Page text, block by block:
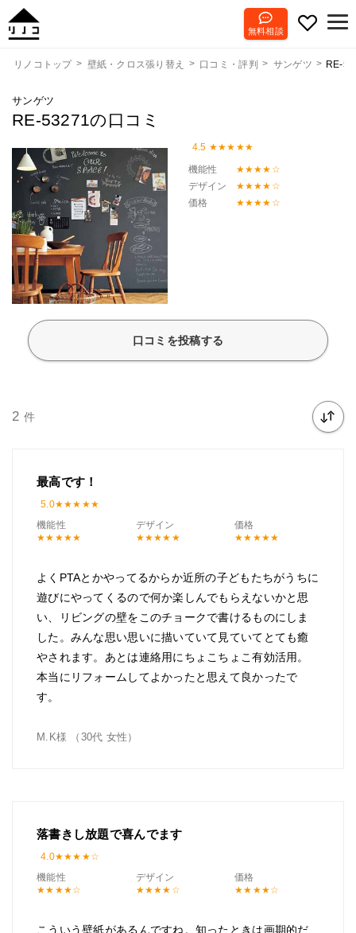
無料相談
リノコトップ 壁紙・クロス張り替え 口コミ・評判 サンゲツ RE-
サンゲツ
RE-53271の口コミ
4.5
機能性
デザイン
価格
口コミを投稿する
2 件
最高です！
5.0
機能性
デザイン 価格
よくPTAとかやってるからか近所の子どもたちがうちに
遊びにやってくるので何か楽しんでもらえないかと思
い、リビングの壁をこのチョークで書けるものにしま
した。みんな思い思いに描いていて見ていてとても癒
やされます。あとは連絡用にちょこちょこ有効活用。
本当にリフォームしてよかったと思えて良かったで
す。
M.K様 （30代 女性）
落書きし放題で喜んでます
4.0
機能性
デザイン 価格
こういう壁紙があるんですね。知ったときは画期的だ